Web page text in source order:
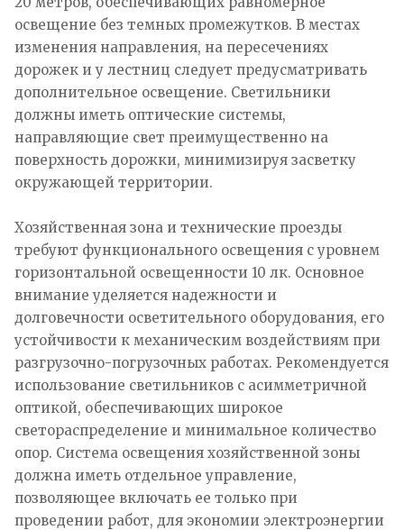
освещение без темных промежутков. В местах
изменения направления, на пересечениях
дорожек и у лестниц следует предусматривать
дополнительное освещение. Светильники
должны иметь оптические системы,
направляющие свет преимущественно на
поверхность дорожки, минимизируя засветку
окружающей территории.
Хозяйственная зона и технические проезды
требуют функционального освещения с уровнем
горизонтальной освещенности 10 лк. Основное
внимание уделяется надежности и
долговечности осветительного оборудования, его
устойчивости к механическим воздействиям при
разгрузочно-погрузочных работах. Рекомендуется
использование светильников с асимметричной
оптикой, обеспечивающих широкое
светораспределение и минимальное количество
опор. Система освещения хозяйственной зоны
должна иметь отдельное управление,
позволяющее включать ее только при
проведении работ, для экономии электроэнергии